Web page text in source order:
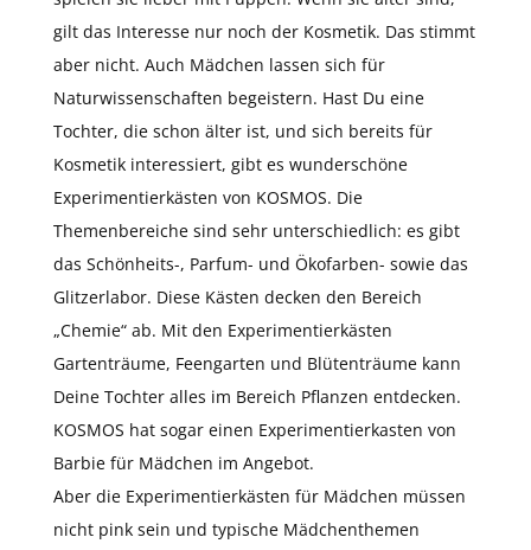
gilt das Interesse nur noch der Kosmetik. Das stimmt
aber nicht. Auch Mädchen lassen sich für
Naturwissenschaften begeistern. Hast Du eine
Tochter, die schon älter ist, und sich bereits für
Kosmetik interessiert, gibt es wunderschöne
Experimentierkästen von KOSMOS. Die
Themenbereiche sind sehr unterschiedlich: es gibt
das Schönheits-, Parfum- und Ökofarben- sowie das
Glitzerlabor. Diese Kästen decken den Bereich
„Chemie“ ab. Mit den Experimentierkästen
Gartenträume, Feengarten und Blütenträume kann
Deine Tochter alles im Bereich Pflanzen entdecken.
KOSMOS hat sogar einen Experimentierkasten von
Barbie für Mädchen im Angebot.
Aber die Experimentierkästen für Mädchen müssen
nicht pink sein und typische Mädchenthemen